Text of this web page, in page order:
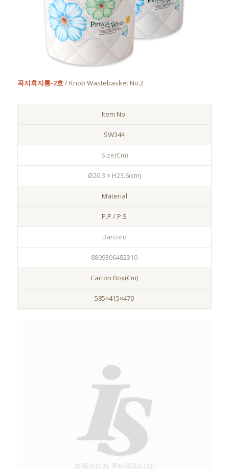
꼭지휴지통-2호/ Knob Wastebasket No.2
Item No.
SW344
Size(Cm)
Ø20.3 × H23.6(cm)
Material
P.P / P.S
Barcord
8809306482310
Carton Box(Cm)
585×415×470